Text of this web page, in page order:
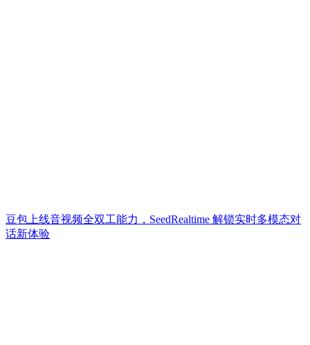
豆包上线音视频全双工能力，SeedRealtime 解锁实时多模态对
话新体验